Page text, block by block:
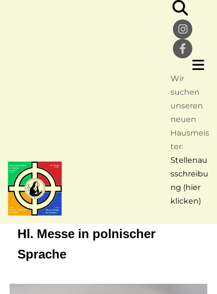
Wir
suchen
unseren
neuen
Hausmeis
ter:
Stellenau
sschreibu
ng (hier
klicken)
Hl. Messe in polnischer
Sprache